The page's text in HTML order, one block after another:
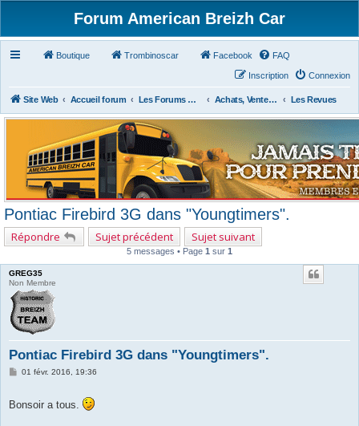
Forum American Breizh Car
Boutique Trombinoscar Facebook FAQ
Connexion
Inscription
Site Web Accueil forum Les Forums Divers Achats, Ventes, Aides et Partages, Revues Les Revues
Pontiac Firebird 3G dans "Youngtimers".
Répondre Sujet précédent Sujet suivant
5 messages • Page 1 sur 1
GREG35
Non Membre
Pontiac Firebird 3G dans "Youngtimers".
M
a
01 févr. 2016, 19:36
Bonsoir a tous.